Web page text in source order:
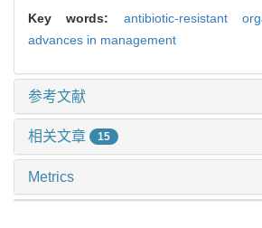
Key words: antibiotic-resistant
advances in management
参考文献
相关文章 15
Metrics